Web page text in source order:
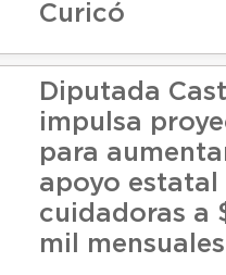
Curicó
Diputada
impulsa
para
apoyo estatal
cuidadoras a
mil mensuales